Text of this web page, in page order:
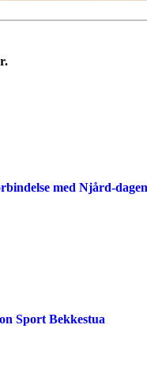
med Njård-dagen
Sport Bekkestua